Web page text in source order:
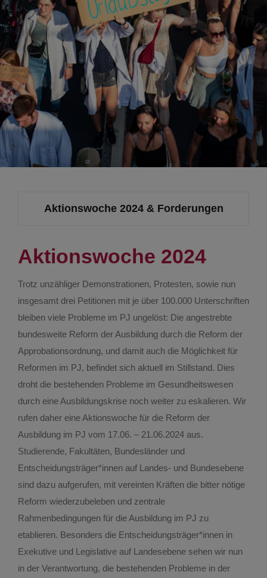
Kontakt
Aktionswoche 2024 & Forderungen
Aktionswoche 2024
Trotz unzähliger Demonstrationen, Protesten, sowie nun
insgesamt drei Petitionen mit je über 100.000 Unterschriften
bleiben viele Probleme im PJ ungelöst: Die angestrebte
bundesweite Reform der Ausbildung durch die Reform der
Approbationsordnung, und damit auch die Möglichkeit für
Reformen im PJ, befindet sich aktuell im Stillstand. Dies
droht die bestehenden Probleme im Gesundheitswesen
durch eine Ausbildungskrise noch weiter zu eskalieren. Wir
rufen daher eine Aktionswoche für die Reform der
Ausbildung im PJ vom 17.06. – 21.06.2024 aus.
Studierende, Fakultäten, Bundesländer und
Entscheidungsträger*innen auf Landes- und Bundesebene
sind dazu aufgerufen, mit vereinten Kräften die bitter nötige
Reform wiederzubeleben und zentrale
Rahmenbedingungen für die Ausbildung im PJ zu
etablieren. Besonders die Entscheidungsträger*innen in
Exekutive und Legislative auf Landesebene sehen wir nun
in der Verantwortung, die bestehenden Probleme in der